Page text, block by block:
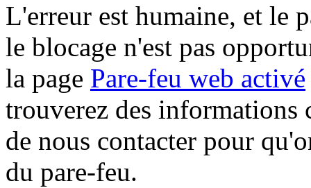
L'erreur est humaine, et le
le blocage n'est pas
la page Pare-feu web activé
trouverez des informations
de nous contacter pour
du pare-feu.